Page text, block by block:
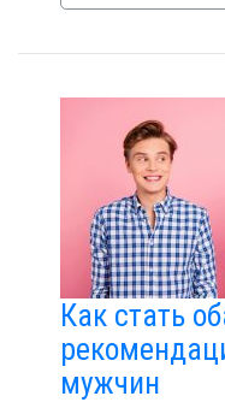
Как стать
мужчин